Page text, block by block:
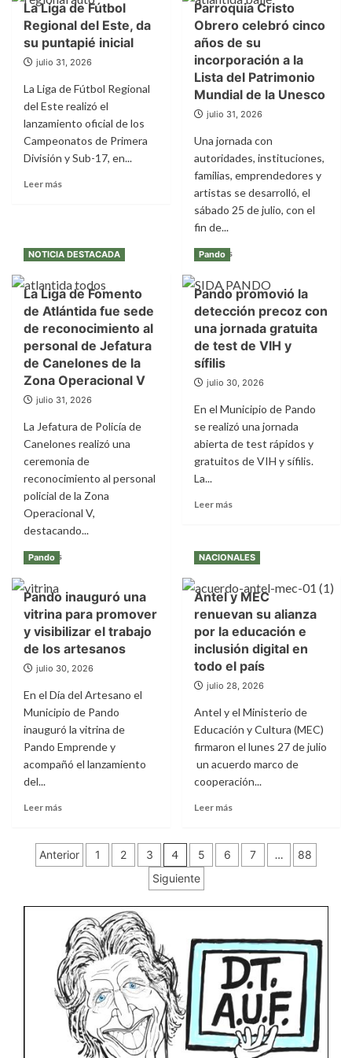
La Liga de Fútbol
Regional del Este, da
su puntapié inicial
julio 31, 2026
La Liga de Fútbol Regional
del Este realizó el
lanzamiento oficial de los
Campeonatos de Primera
División y Sub-17, en...
Leer más
de
Regional
del
Este,
da
su
puntapié
inicial
Parroquia Cristo
Obrero celebró cinco
años de su
incorporación a la
Lista del Patrimonio
Mundial de la Unesco
julio 31, 2026
Una jornada con
autoridades, instituciones,
familias, emprendedores y
artistas se desarrolló, el
sábado 25 de julio, con el
fin de...
Leer másLeer
sobre
Parroquia
Cristo
Obrero
celebró
de
incorporación
a
la
Lista
Mundial
Unesco
NOTICIA DESTACADA
La Liga de Fomento
de Atlántida fue sede
de reconocimiento al
personal de Jefatura
de Canelones de la
Zona Operacional V
julio 31, 2026
La Jefatura de Policía de
Canelones realizó una
ceremonia de
reconocimiento al personal
policial de la Zona
Operacional V,
destacando...
Leer más
La
Liga
de
Fomento
Atlántida
fue
de
reconocimiento
al
personal
de
la
Zona
Pando
Pando promovió la
detección precoz con
una jornada gratuita
de test de VIH y
sífilis
julio 30, 2026
En el Municipio de Pando
se realizó una jornada
abierta de test rápidos y
gratuitos de VIH y sífilis.
La...
Leer másLeer
promovió
detección
precoz
con
una
jornada
gratuita
de
de
VIH
Pando
Pando inauguró una
vitrina para promover
y visibilizar el trabajo
de los artesanos
julio 30, 2026
En el Día del Artesano el
Municipio de Pando
inauguró la vitrina de
Pando Emprende y
acompañó el lanzamiento
del...
Leer más
Pando
inauguró
para
promover
visibilizar
el
trabajo
de
los
artesanos
NACIONALES
Antel y MEC
renuevan su alianza
por la educación e
inclusión digital en
todo el país
julio 28, 2026
Antel y el Ministerio de
Educación y Cultura (MEC)
firmaron el lunes 27 de julio
un acuerdo marco de
cooperación...
Leer másLeer
Antel
y
su
por
la educación
e
inclusión
digital
en
todo
el
Paginación
entradas
Anterior 1 2 3 4 5 6 7 …
88
Siguiente